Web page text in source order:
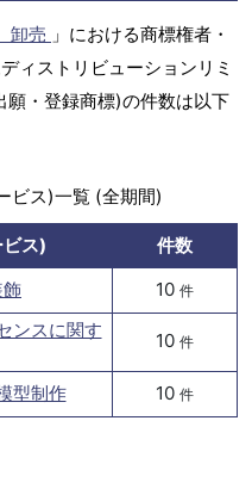
卸売 」における商標権者・
ィストリビューションリミ
願・登録商標)の件数は以下
ビス)一覧 (全期間)
ス)
件数
10 件
ンスに関す
10 件
型制作 10 件